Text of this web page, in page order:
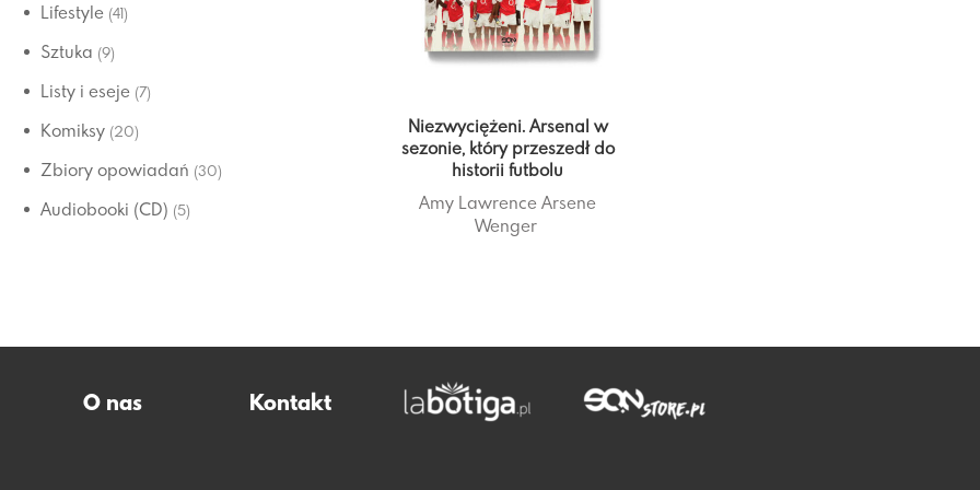
Lifestyle (41)
Sztuka (9)
Listy i eseje (7)
Komiksy (20)
Zbiory opowiadań (30)
Audiobooki (CD) (5)
Niezwyciężeni. Arsenal w
sezonie, który przeszedł do
historii futbolu
Amy Lawrence Arsene
Wenger
O nas Kontakt